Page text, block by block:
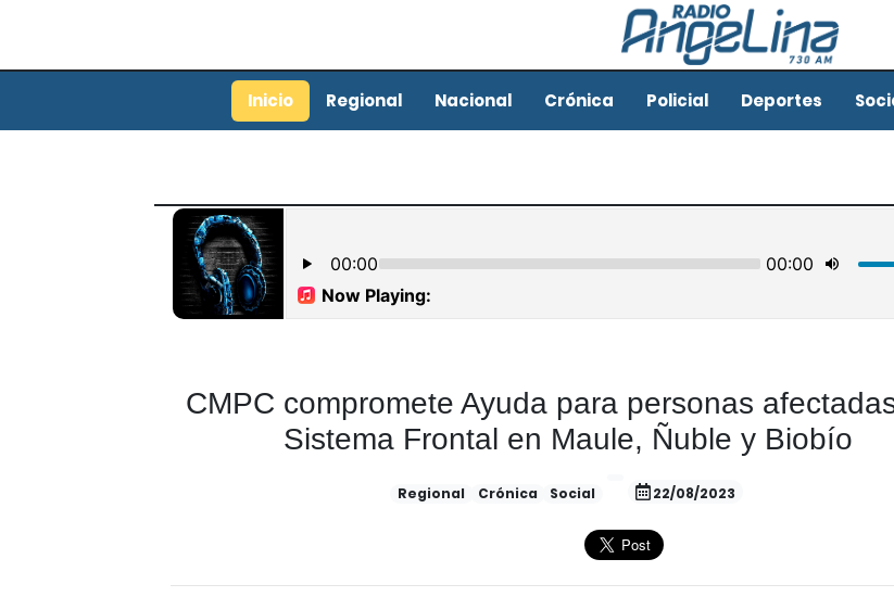
Inicio Regional Nacional Crónica Policial Deportes
CMPC compromete Ayuda para personas
Sistema Frontal en Maule, Ñuble y Biobío
Regional Crónica Social 22/08/2023